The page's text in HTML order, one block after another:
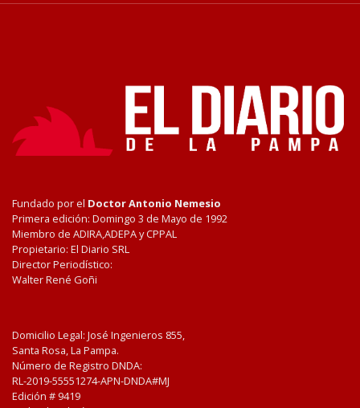
Fundado por el Doctor Antonio Nemesio
Primera edición: Domingo 3 de Mayo de 1992
Miembro de ADIRA,ADEPA y CPPAL
Propietario: El Diario SRL
Director Periodístico:
Walter René Goñi
Domicilio Legal: José Ingenieros 855,
Santa Rosa, La Pampa.
Número de Registro DNDA:
RL-2019-55551274-APN-DNDA#MJ
Edición # 9419